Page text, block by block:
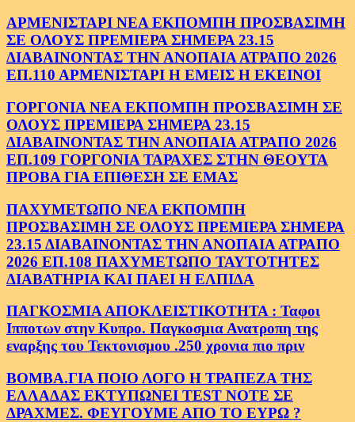
ΑΡΜΕΝΙΣΤΑΡΙ ΝΕΑ ΕΚΠΟΜΠΗ ΠΡΟΣΒΑΣΙΜΗ
ΣΕ ΟΛΟΥΣ ΠΡΕΜΙΕΡΑ ΣΗΜΕΡΑ 23.15
ΔΙΑΒΑΙΝΟΝΤΑΣ ΤΗΝ ΑΝΟΠΑΙΑ ΑΤΡΑΠΟ 2026
ΕΠ.110 ΑΡΜΕΝΙΣΤΑΡΙ Η ΕΜΕΙΣ Η ΕΚΕΙΝΟΙ
ΓΟΡΓΟΝΙΑ ΝΕΑ ΕΚΠΟΜΠΗ ΠΡΟΣΒΑΣΙΜΗ ΣΕ
ΟΛΟΥΣ ΠΡΕΜΙΕΡΑ ΣΗΜΕΡΑ 23.15
ΔΙΑΒΑΙΝΟΝΤΑΣ ΤΗΝ ΑΝΟΠΑΙΑ ΑΤΡΑΠΟ 2026
ΕΠ.109 ΓΟΡΓΟΝΙΑ ΤΑΡΑΧΕΣ ΣΤΗΝ ΘΕΟΥΤΑ
ΠΡΟΒΑ ΓΙΑ ΕΠΙΘΕΣΗ ΣΕ ΕΜΑΣ
ΠΑΧΥΜΕΤΩΠΟ ΝΕΑ ΕΚΠΟΜΠΗ
ΠΡΟΣΒΑΣΙΜΗ ΣΕ ΟΛΟΥΣ ΠΡΕΜΙΕΡΑ ΣΗΜΕΡΑ
23.15 ΔΙΑΒΑΙΝΟΝΤΑΣ ΤΗΝ ΑΝΟΠΑΙΑ ΑΤΡΑΠΟ
2026 ΕΠ.108 ΠΑΧΥΜΕΤΩΠΟ ΤΑΥΤΟΤΗΤΕΣ
ΔΙΑΒΑΤΗΡΙΑ ΚΑΙ ΠΑΕΙ Η ΕΛΠΙΔΑ
ΠΑΓΚΟΣΜΙΑ ΑΠΟΚΛΕΙΣΤΙΚΟΤΗΤΑ : Ταφοι
Ιπποτων στην Κυπρο. Παγκοσμια Ανατροπη της
εναρξης του Τεκτονισμου .250 χρονια πιο πριν
ΒΟΜΒΑ.ΓΙΑ ΠΟΙΟ ΛΟΓΟ Η ΤΡΑΠΕΖΑ ΤΗΣ
ΕΛΛΑΔΑΣ ΕΚΤΥΠΩΝΕΙ TEST NOTE ΣΕ
ΔΡΑΧΜΕΣ. ΦΕΥΓΟΥΜΕ ΑΠΟ ΤΟ ΕΥΡΩ ?